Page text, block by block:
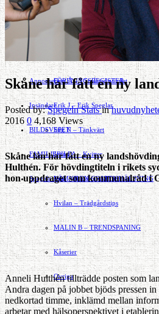
EVENEMANG
Evenemangskalender
FÖRETAGSREGISTER
SPORT
DJUR
FÖRENINGSARTIKLAR
FÖRENINGSREGISTER
Motor
Gert Å – I Småstadsvimlet
Erik J – Erik Speglar
Stig N – Tänkvärt
Jenny A – Kvitter
Yrsa – Hand med Hund
Hvilan – Trädgårdstips
MALIN B – TRENDSPANING
Kåserier
Ovriga
Annonsera
Insändare
BILDSVEPET
FAMILJEBILD
LÄMNA EN GRATTISHÄLSNING
Spegeln Info
Skåne har fått en ny
Posted by:Spegeln Statsin
2016 0 4,168 Views
Skåne län har fått en ny
Hulthén. För hövdingtiteln i rikets
hon uppdraget som kommunalråd i
Anneli Hulthén tillträdde posten som
Andra dagen på jobbet bjöds pressen
nedkortad timme, inklämd mellan
arbetar med hälsoperspektivet i